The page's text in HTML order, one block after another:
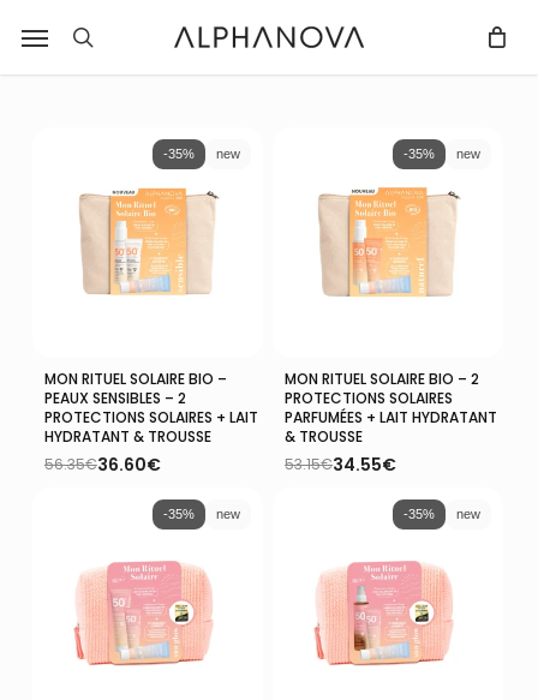
main
recherche
Menu
Fermer
Fermer
filtres
-35% new
Ajouter Au Panier
MON RITUEL SOLAIRE BIO –
PEAUX SENSIBLES – 2
PROTECTIONS SOLAIRES + LAIT
HYDRATANT & TROUSSE
56.35€
Le
36.60€
Le
-35% new
Ajouter Au Panier
MON RITUEL SOLAIRE BIO – 2
PROTECTIONS SOLAIRES
PARFUMÉES + LAIT HYDRATANT
& TROUSSE
53.15€
Le
34.55€
Le
-35% new -35% new
des
avis